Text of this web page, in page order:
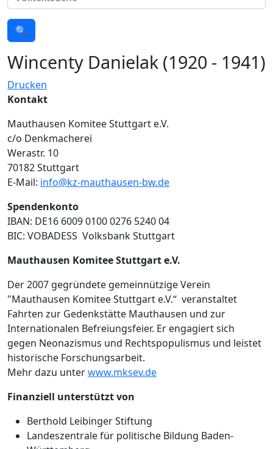
🔍
Wincenty Danielak (1920 - 1941)
Drucken
Kontakt
Mauthausen Komitee Stuttgart e.V.
c/o Denkmacherei
Werastr. 10
70182 Stuttgart
E-Mail: info@kz-mauthausen-bw.de
Spendenkonto
IBAN: DE16 6009 0100 0276 5240 04
BIC: VOBADESS Volksbank Stuttgart
Mauthausen Komitee Stuttgart e.V.
Der 2007 gegründete gemeinnützige Verein
"Mauthausen Komitee Stuttgart e.V.“ veranstaltet
Fahrten zur Gedenkstätte Mauthausen und zur
Internationalen Befreiungsfeier. Er engagiert sich
gegen Neonazismus und Rechtspopulismus und leistet
historische Forschungsarbeit.
Mehr dazu unterwww.mksev.de
Finanziell unterstützt von
Berthold Leibinger Stiftung
Landeszentrale für politische Bildung Baden-